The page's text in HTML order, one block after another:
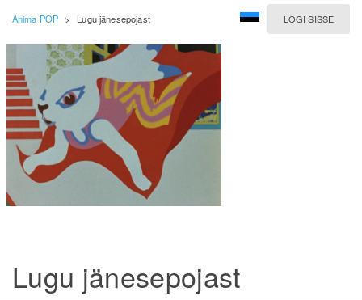
LOGI SISSE
Anima POP > Lugu jänesepojast
Lugu jänesepojast